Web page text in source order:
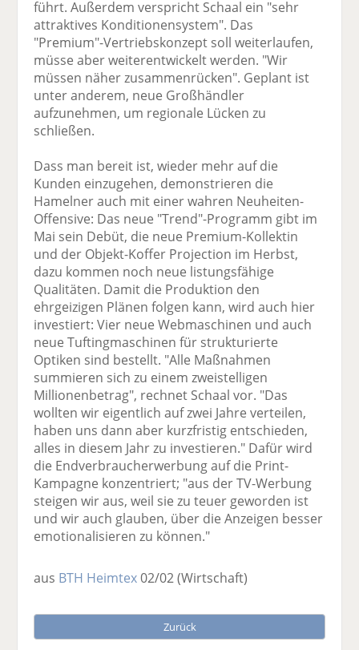
führt. Außerdem verspricht Schaal ein "sehr
attraktives Konditionensystem". Das
"Premium"-Vertriebskonzept soll weiterlaufen,
müsse aber weiterentwickelt werden. "Wir
müssen näher zusammenrücken". Geplant ist
unter anderem, neue Großhändler
aufzunehmen, um regionale Lücken zu
schließen.
Dass man bereit ist, wieder mehr auf die
Kunden einzugehen, demonstrieren die
Hamelner auch mit einer wahren Neuheiten-
Offensive: Das neue "Trend"-Programm gibt im
Mai sein Debüt, die neue Premium-Kollektin
und der Objekt-Koffer Projection im Herbst,
dazu kommen noch neue listungsfähige
Qualitäten. Damit die Produktion den
ehrgeizigen Plänen folgen kann, wird auch hier
investiert: Vier neue Webmaschinen und auch
neue Tuftingmaschinen für strukturierte
Optiken sind bestellt. "Alle Maßnahmen
summieren sich zu einem zweistelligen
Millionenbetrag", rechnet Schaal vor. "Das
wollten wir eigentlich auf zwei Jahre verteilen,
haben uns dann aber kurzfristig entschieden,
alles in diesem Jahr zu investieren." Dafür wird
die Endverbraucherwerbung auf die Print-
Kampagne konzentriert; "aus der TV-Werbung
steigen wir aus, weil sie zu teuer geworden ist
und wir auch glauben, über die Anzeigen besser
emotionalisieren zu können."
aus BTH Heimtex02/02(Wirtschaft)
Zurück